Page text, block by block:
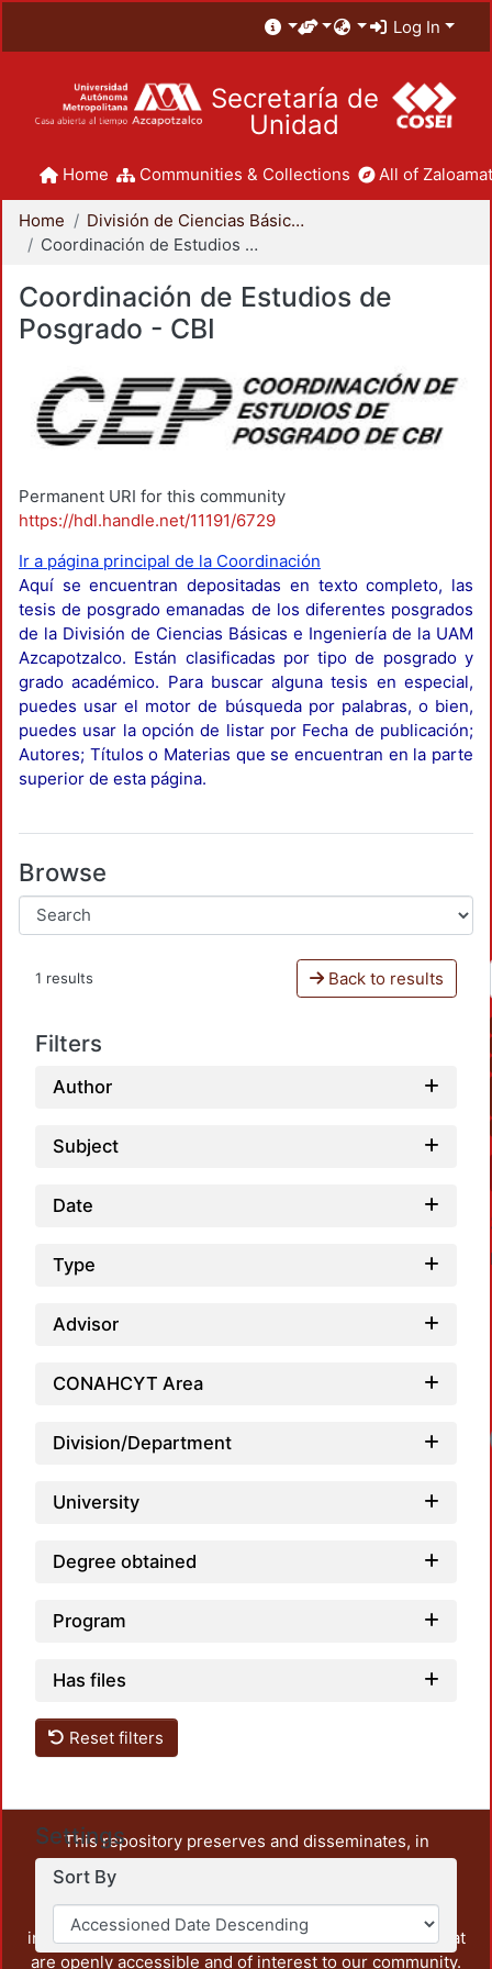
Log In
Secretaría de
Unidad
Home Communities & Collections All of
Home
División de Ciencias Básicas e Ingeniería
Coordinación de Estudios de Posgrado - CBI
Coordinación de Estudios de
Posgrado - CBI
Permanent URI for this community
https://hdl.handle.net/11191/6729
Ir a página principal de la Coordinación
Aquí se encuentran depositadas en texto completo, las
tesis de posgrado emanadas de los diferentes posgrados
de la División de Ciencias Básicas e Ingeniería de la UAM
Azcapotzalco. Están clasificadas por tipo de posgrado y
grado académico. Para buscar alguna tesis en especial,
puedes usar el motor de búsqueda por palabras, o bien,
puedes usar la opción de listar por Fecha de publicación;
Autores; Títulos o Materias que se encuentran en la parte
superior de esta página.
Browse
1 results Back to results
Filters
Author
Subject
Date
Type
Advisor
CONAHCYT Area
Division/Department
University
Degree obtained
Program
Has files
Reset filters
Settings
Sort By
This repository preserves and disseminates, in
unrestricted open access, the teaching and research
output of UAM Azcapotzalco. It also includes some
administrative and graphic documents from the
institution, as well as content from other institutions that
are openly accessible and of interest to our community.